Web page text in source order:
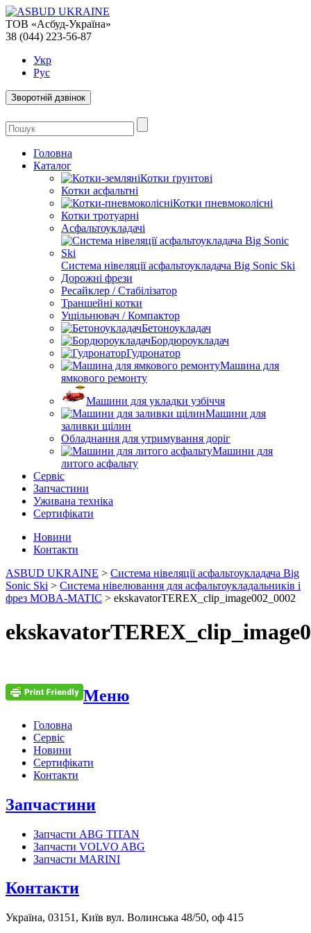
ТОВ «Асбуд-Україна»
38 (044) 223-56-87
Укр
Рус
Зворотній дзвінок
Головна
Каталог
Котки ґрунтові
Котки асфальтні
Котки пневмоколісні
Котки тротуарні
Асфальтоукладачі
Система нівеляції асфальтоукладача Big Sonic Ski
Дорожні фрези
Ресайклер / Стабілізатор
Траншейні котки
Ущільнювач / Компактор
Бетоноукладач
Бордюроукладач
Гудронатор
Машина для
ямкового ремонту
Машини для укладки узбіччя
Машини для
заливки щілин
Обладнання для утримування доріг
Машини для
литого асфальту
Сервіс
Запчастини
Уживана техніка
Сертифікати
Новини
Контакти
ASBUD UKRAINE > Система нівеляції асфальтоукладача Big
Sonic Ski > Система нівелювання для асфальтоукладальників і
фрез MOBA-MATIC > ekskavatorTEREX_clip_image002_0002
Меню
Головна
Сервіс
Новини
Сертифікати
Контакти
Запчастини
Запчасти ABG TITAN
Запчасти VOLVO ABG
Запчасти MARINI
Контакти
Україна, 03151, Київ вул. Волинська 48/50, оф 415